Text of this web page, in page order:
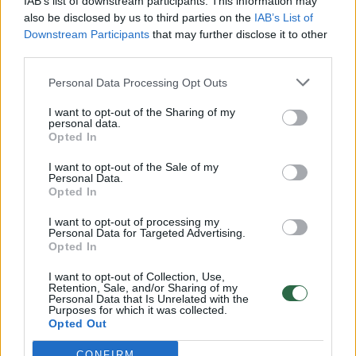
also be disclosed by us to third parties on the IAB’s List of
Downstream Participants that may further disclose it to other
Personal Data Processing Opt Outs
I want to opt-out of the Sharing of my
personal data.
Opted In
I want to opt-out of the Sale of my
Personal Data.
Opted In
I want to opt-out of processing my
Personal Data for Targeted Advertising.
Opted In
I want to opt-out of Collection, Use,
Retention, Sale, and/or Sharing of my
Personal Data that Is Unrelated with the
Purposes for which it was collected.
Opted Out
vaiko gyvybių išgelbėti nepavyko
Žinios | Lietuvos diena
00:00:57
Savaitės vidurys nusimato karštas: temperatūra kils iki
32 laipsnių šilumos
Žinios | Orai
Nufilmavo, kaip patvino Vilniaus Vakarinis aplinkkelis:
Žinios | Lietuvos diena
00:00:55
Avarija Vilniuje: į stotelę įsirėžęs automobilis sužalojo
dvi moteris